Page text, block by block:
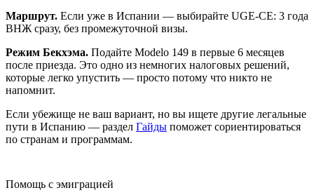
Маршрут. Если уже в Испании — выбирайте UGE-CE: 3 года
ВНЖ сразу, без промежуточной визы.
Режим Бекхэма. Подайте Modelo 149 в первые 6 месяцев
после приезда. Это одно из немногих налоговых решений,
которые легко упустить — просто потому что никто не
напомнит.
Если убежище не ваш вариант, но вы ищете другие легальные
пути в Испанию — раздел Гайды поможет сориентироваться
по странам и программам.
Помощь с эмиграцией